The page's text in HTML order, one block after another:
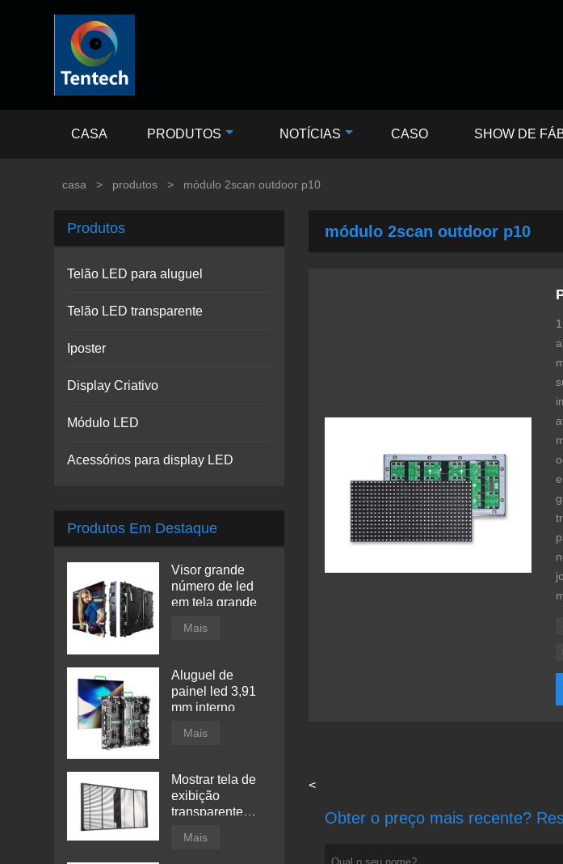
CASA PRODUTOS NOTÍCIAS CASO SHOW DE
casa > produtos > módulo 2scan outdoor p10
módulo 2scan outdoor p10
<
Obter o preço mais recente?
Produtos
Telão LED para aluguel
Telão LED transparente
Iposter
Display Criativo
Módulo LED
Acessórios para display LED
Produtos Em Destaque
Visor grande
número de led
em tela grande
Mais
Aluguel de
painel led 3,91
mm interno
Mais
Mostrar tela de
exibição
transparente
janela
Mais